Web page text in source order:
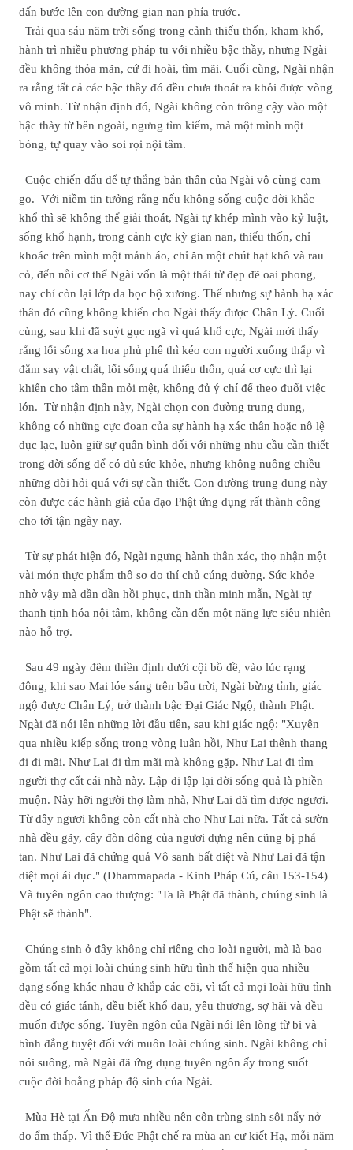
dấn bước lên con đường gian nan phía trước.
Trải qua sáu năm trời sống trong cảnh thiếu thốn, kham khổ,
hành trì nhiều phương pháp tu với nhiều bậc thầy, nhưng Ngài
đều không thỏa mãn, cứ đi hoài, tìm mãi. Cuối cùng, Ngài nhận
ra rằng tất cả các bậc thầy đó đều chưa thoát ra khỏi được vòng
vô minh. Từ nhận định đó, Ngài không còn trông cậy vào một
bậc thày từ bên ngoài, ngưng tìm kiếm, mà một mình một
bóng, tự quay vào soi rọi nội tâm.
Cuộc chiến đấu để tự thắng bản thân của Ngài vô cùng cam
go. Với niềm tin tưởng rằng nếu không sống cuộc đời khắc
khổ thì sẽ không thể giải thoát, Ngài tự khép mình vào kỷ luật,
sống khổ hạnh, trong cảnh cực kỳ gian nan, thiếu thốn, chỉ
khoác trên mình một mảnh áo, chỉ ăn một chút hạt khô và rau
cỏ, đến nỗi cơ thể Ngài vốn là một thái tử đẹp đẽ oai phong,
nay chỉ còn lại lớp da bọc bộ xương. Thế nhưng sự hành hạ xác
thân đó cũng không khiến cho Ngài thấy được Chân Lý. Cuối
cùng, sau khi đã suýt gục ngã vì quá khổ cực, Ngài mới thấy
rằng lối sống xa hoa phủ phê thì kéo con người xuống thấp vì
đắm say vật chất, lối sống quá thiếu thốn, quá cơ cực thì lại
khiến cho tâm thần mỏi mệt, không đủ ý chí để theo đuổi việc
lớn. Từ nhận định này, Ngài chọn con đường trung dung,
không có những cực đoan của sự hành hạ xác thân hoặc nô lệ
dục lạc, luôn giữ sự quân bình đối với những nhu cầu cần thiết
trong đời sống để có đủ sức khỏe, nhưng không nuông chiều
những đòi hỏi quá với sự cần thiết. Con đường trung dung này
còn được các hành giả của đạo Phật ứng dụng rất thành công
cho tới tận ngày nay.
Từ sự phát hiện đó, Ngài ngưng hành thân xác, thọ nhận một
vài món thực phẩm thô sơ do thí chủ cúng dường. Sức khỏe
nhờ vậy mà dần dần hồi phục, tinh thần minh mẫn, Ngài tự
thanh tịnh hóa nội tâm, không cần đến một năng lực siêu nhiên
nào hỗ trợ.
Sau 49 ngày đêm thiền định dưới cội bồ đề, vào lúc rạng
đông, khi sao Mai lóe sáng trên bầu trời, Ngài bừng tỉnh, giác
ngộ được Chân Lý, trở thành bậc Đại Giác Ngộ, thành Phật.
Ngài đã nói lên những lời đầu tiên, sau khi giác ngộ: "Xuyên
qua nhiều kiếp sống trong vòng luân hồi, Như Lai thênh thang
đi đi mãi. Như Lai đi tìm mãi mà không gặp. Như Lai đi tìm
người thợ cất cái nhà này. Lập đi lập lại đời sống quả là phiền
muộn. Này hỡi người thợ làm nhà, Như Lai đã tìm được ngươi.
Từ đây ngươi không còn cất nhà cho Như Lai nữa. Tất cả sườn
nhà đều gãy, cây đòn dông của ngươi dựng nên cũng bị phá
tan. Như Lai đã chứng quả Vô sanh bất diệt và Như Lai đã tận
diệt mọi ái dục." (Dhammapada - Kinh Pháp Cú, câu 153-154)
Và tuyên ngôn cao thượng: "Ta là Phật đã thành, chúng sinh là
Phật sẽ thành".
Chúng sinh ở đây không chỉ riêng cho loài người, mà là bao
gồm tất cả mọi loài chúng sinh hữu tình thể hiện qua nhiều
dạng sống khác nhau ở khắp các cõi, vì tất cả mọi loài hữu tình
đều có giác tánh, đều biết khổ đau, yêu thương, sợ hãi và đều
muốn được sống. Tuyên ngôn của Ngài nói lên lòng từ bi và
bình đẳng tuyệt đối với muôn loài chúng sinh. Ngài không chỉ
nói suông, mà Ngài đã ứng dụng tuyên ngôn ấy trong suốt
cuộc đời hoằng pháp độ sinh của Ngài.
Mùa Hè tại Ấn Độ mưa nhiều nên côn trùng sinh sôi nẩy nở
do ẩm thấp. Vì thế Đức Phật chế ra mùa an cư kiết Hạ, mỗi năm